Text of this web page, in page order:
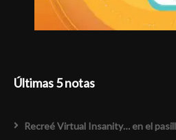
Últimas 5 notas
Recreé Virtual Insanity… en el